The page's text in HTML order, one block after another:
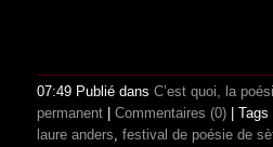
07:49 Publié dans C’est quoi, la
permanent
Commentaires (0) |
laure anders, festival de poésie de